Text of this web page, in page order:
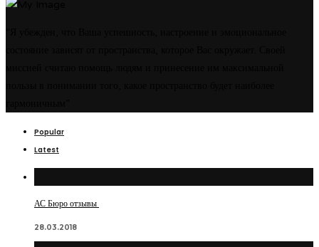
Popular
Latest
АС Бюро отзывы
28.03.2018